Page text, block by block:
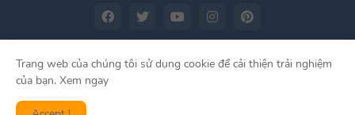
About Us
Trang web của chúng tôi sử dụng cookie để cải thiện trải nghiệm
của bạn. Xem ngay